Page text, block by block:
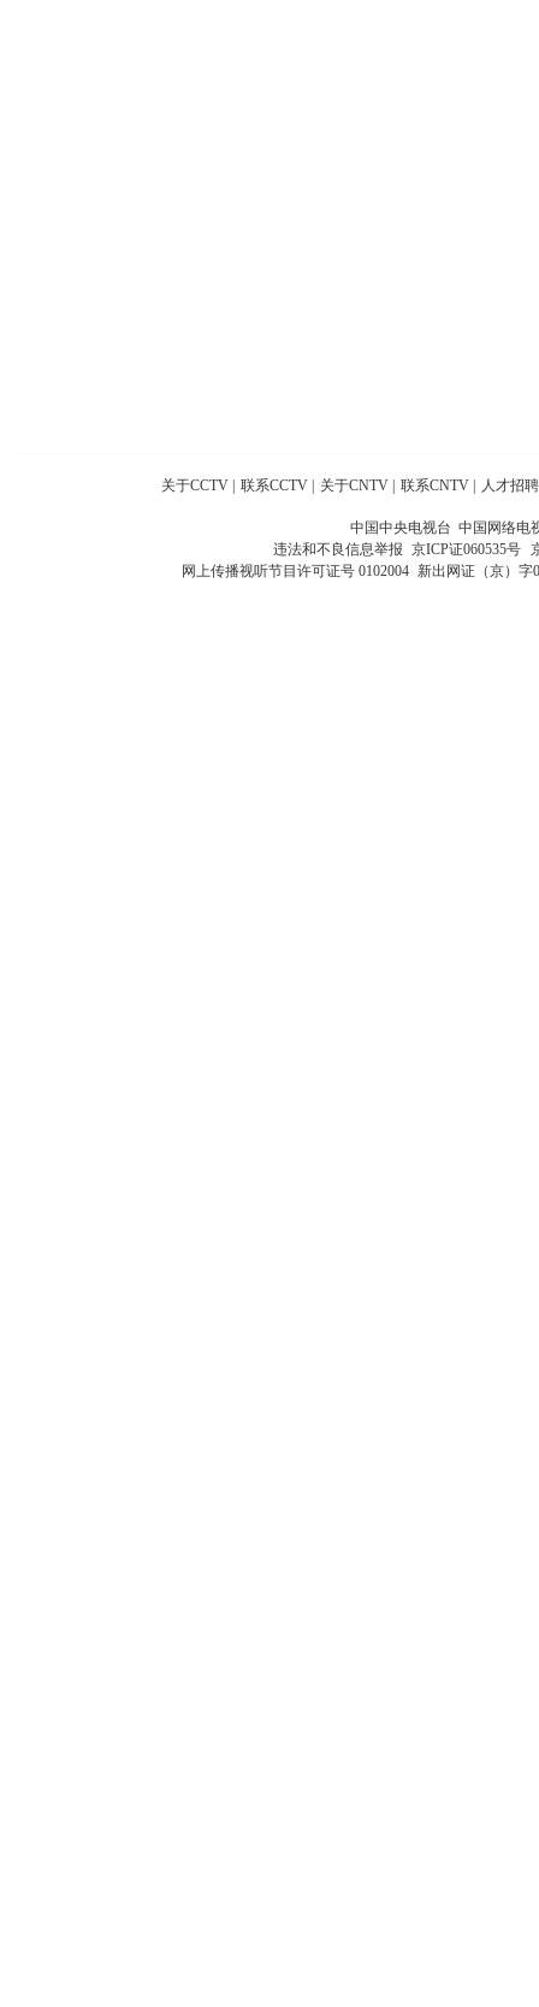
关于CCTV 联系CCTV 关于CNTV 联系CNTV 人才招聘
中国中央电视台 中国网络电
违法和不良信息举报 京ICP证060535号
网上传播视听节目许可证号 0102004 新出网证（京）